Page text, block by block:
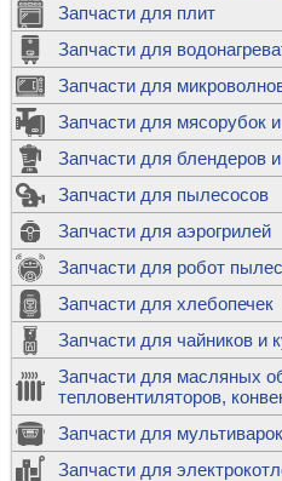
Запчасти для плит
Запчасти для
Запчасти для
Запчасти для мясорубок
Запчасти для блендеров
Запчасти для пылесосов
Запчасти для аэрогрилей
Запчасти для робот
Запчасти для хлебопечек
Запчасти для чайников и
Запчасти для масляных
тепловентиляторов,
Запчасти для мультиварок
Запчасти для